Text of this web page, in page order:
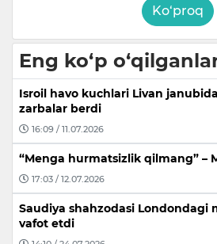
Ko‘proq
Eng ko‘p
Isroil havo kuchlari Livan
zarbalar berdi
16:09 / 11.07.2026
“Menga hurmatsizlik qilmang” –
17:03 / 12.07.2026
Saudiya shahzodasi Londondagi
vafot etdi